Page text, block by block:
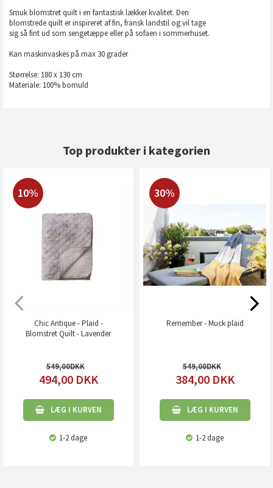
Smuk blomstret quilt i en fantastisk lækker kvalitet. Den
blomstrede quilt er inspireret af fin, fransk landstil og vil tage
sig så fint ud som sengetæppe eller på sofaen i sommerhuset.
Kan maskinvaskes på max 30 grader
Størrelse: 180 x 130 cm
Materiale: 100% bomuld
Top produkter i kategorien
10%
Chic Antique - Plaid -
Blomstret Quilt - Lavender
549,00
494,00 DKK
LÆG I KURVEN
1-2 dage
30%
Remember - Muck plaid
549,00
384,00 DKK
LÆG I KURVEN
1-2 dage